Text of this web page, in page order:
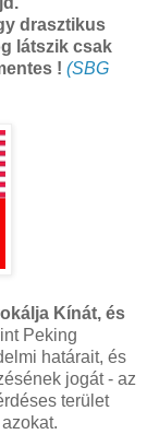
drasztikus
látszik csak
! (SBG
Kínát, és
Peking
határait, és
jogát - az
terület